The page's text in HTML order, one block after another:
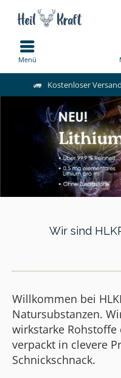
Kostenloser
Menü
Wir sind
Willkommen bei
Natursubstanzen.
wirkstarke
verpackt in clevere
Schnickschnack.